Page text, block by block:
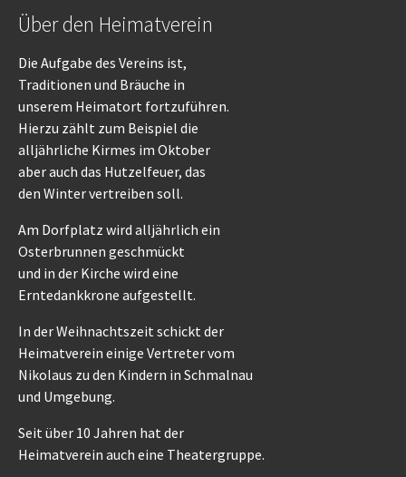
Über den Heimatverein
Die Aufgabe des Vereins ist,
Traditionen und Bräuche in
unserem Heimatort fortzuführen.
Hierzu zählt zum Beispiel die
alljährliche Kirmes im Oktober
aber auch das Hutzelfeuer, das
den Winter vertreiben soll.
Am Dorfplatz wird alljährlich ein
Osterbrunnen geschmückt
und in der Kirche wird eine
Erntedankkrone aufgestellt.
In der Weihnachtszeit schickt der
Heimatverein einige Vertreter vom
Nikolaus zu den Kindern in Schmalnau
und Umgebung.
Seit über 10 Jahren hat der
Heimatverein auch eine Theatergruppe.